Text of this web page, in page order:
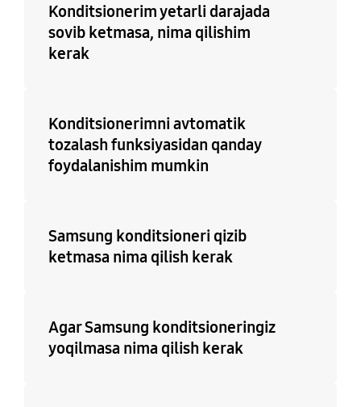
Konditsionerim yetarli darajada
sovib ketmasa, nima qilishim
kerak
Konditsionerimni avtomatik
tozalash funksiyasidan qanday
foydalanishim mumkin
Samsung konditsioneri qizib
ketmasa nima qilish kerak
Agar Samsung konditsioneringiz
yoqilmasa nima qilish kerak